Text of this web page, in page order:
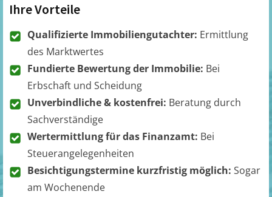
Ihre Vorteile
Qualifizierte Immobiliengutachter: Ermittlung
des Marktwertes
Fundierte Bewertung der Immobilie: Bei
Erbschaft und Scheidung
Unverbindliche & kostenfrei: Beratung durch
Sachverständige
Wertermittlung für das Finanzamt: Bei
Steuerangelegenheiten
Besichtigungstermine kurzfristig möglich: Sogar
am Wochenende